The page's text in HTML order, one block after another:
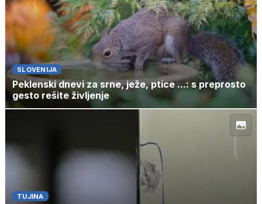
SLOVENIJA
Peklenski dnevi za srne, ježe, ptice ...: s preprosto
gesto rešite življenje
TUJINA